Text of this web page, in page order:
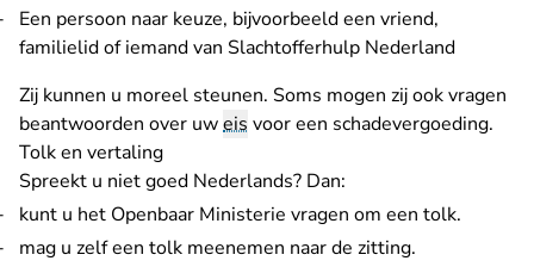
Een persoon naar keuze, bijvoorbeeld een vriend,
familielid of iemand van Slachtofferhulp Nederland
Zij kunnen u moreel steunen. Soms mogen zij ook vragen
beantwoorden over uweis voor een schadevergoeding.
Tolk en vertaling
Spreekt u niet goed Nederlands? Dan:
kunt u het Openbaar Ministerie vragen om een tolk.
mag u zelf een tolk meenemen naar de zitting.